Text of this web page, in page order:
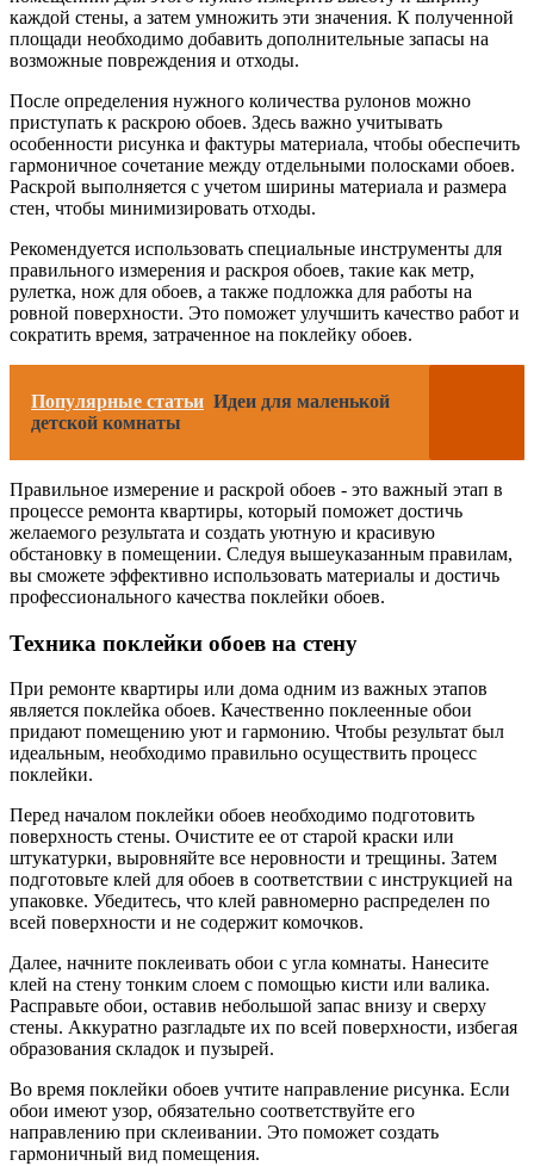
каждой стены, а затем умножить эти значения. К полученной
площади необходимо добавить дополнительные запасы на
возможные повреждения и отходы.
После определения нужного количества рулонов можно
приступать к раскрою обоев. Здесь важно учитывать
особенности рисунка и фактуры материала, чтобы обеспечить
гармоничное сочетание между отдельными полосками обоев.
Раскрой выполняется с учетом ширины материала и размера
стен, чтобы минимизировать отходы.
Рекомендуется использовать специальные инструменты для
правильного измерения и раскроя обоев, такие как метр,
рулетка, нож для обоев, а также подложка для работы на
ровной поверхности. Это поможет улучшить качество работ и
сократить время, затраченное на поклейку обоев.
Популярные статьи Идеи для маленькой
детской комнаты
Правильное измерение и раскрой обоев - это важный этап в
процессе ремонта квартиры, который поможет достичь
желаемого результата и создать уютную и красивую
обстановку в помещении. Следуя вышеуказанным правилам,
вы сможете эффективно использовать материалы и достичь
профессионального качества поклейки обоев.
Техника поклейки обоев на стену
При ремонте квартиры или дома одним из важных этапов
является поклейка обоев. Качественно поклеенные обои
придают помещению уют и гармонию. Чтобы результат был
идеальным, необходимо правильно осуществить процесс
поклейки.
Перед началом поклейки обоев необходимо подготовить
поверхность стены. Очистите ее от старой краски или
штукатурки, выровняйте все неровности и трещины. Затем
подготовьте клей для обоев в соответствии с инструкцией на
упаковке. Убедитесь, что клей равномерно распределен по
всей поверхности и не содержит комочков.
Далее, начните поклеивать обои с угла комнаты. Нанесите
клей на стену тонким слоем с помощью кисти или валика.
Расправьте обои, оставив небольшой запас внизу и сверху
стены. Аккуратно разгладьте их по всей поверхности, избегая
образования складок и пузырей.
Во время поклейки обоев учтите направление рисунка. Если
обои имеют узор, обязательно соответствуйте его
направлению при склеивании. Это поможет создать
гармоничный вид помещения.